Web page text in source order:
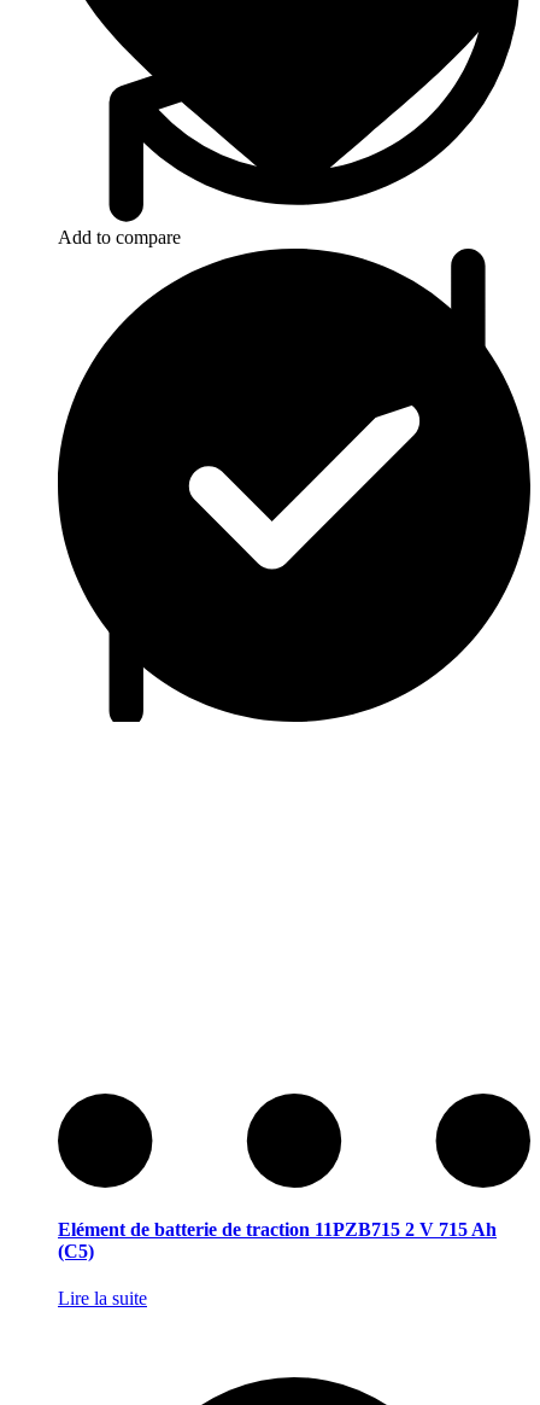
Add to compare
Elément de batterie de traction 11PZB715 2 V 715 Ah
(C5)
Lire la suite